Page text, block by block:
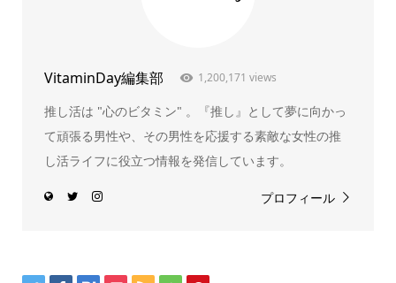
VitaminDay編集部 1,200,171 views
推し活は "心のビタミン" 。『推し』として夢に向かっ
て頑張る男性や、その男性を応援する素敵な女性の推
し活ライフに役立つ情報を発信しています。
プロフィール